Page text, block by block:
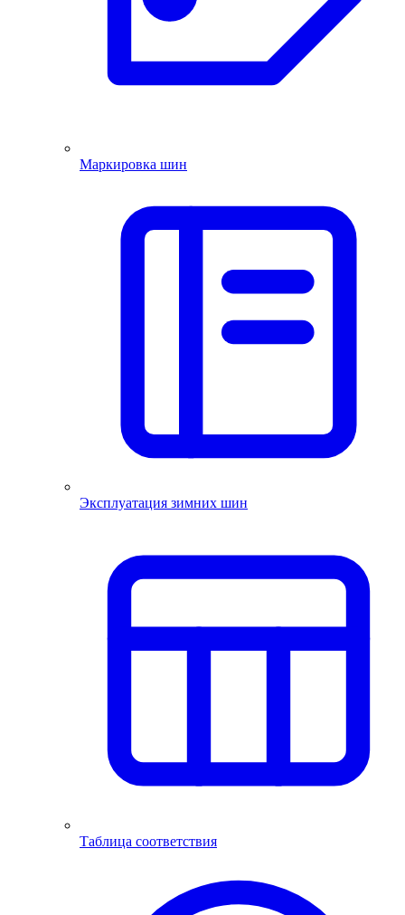
Маркировка шин
Эксплуатация зимних шин
Таблица соответствия